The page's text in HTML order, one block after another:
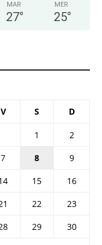
MAR
27°
MER
25°
V S D
1
2
7 8
9
15
16
22
23
29
30